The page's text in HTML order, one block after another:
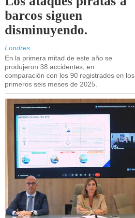
barcos siguen
disminuyendo.
Londres
En la primera mitad de este año se
produjeron 38 accidentes, en
comparación con los 90 registrados en los
primeros seis meses de 2025.